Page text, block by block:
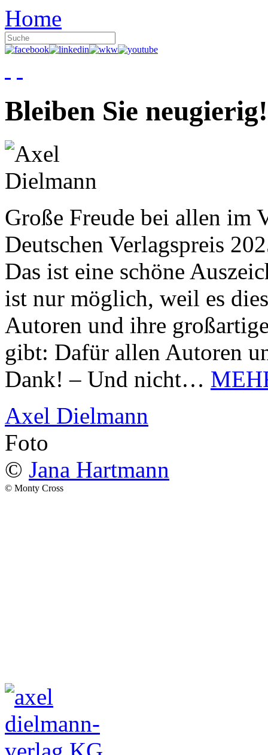
Home
Bleiben Sie neugierig!
Große Freude bei allen im
Deutschen Verlagspreis
Das ist eine schöne
ist nur möglich, weil es
Autoren und ihre
gibt: Dafür allen Autoren
Dank! – Und nicht…
Axel Dielmann
Foto
© Jana Hartmann
© Monty Cross